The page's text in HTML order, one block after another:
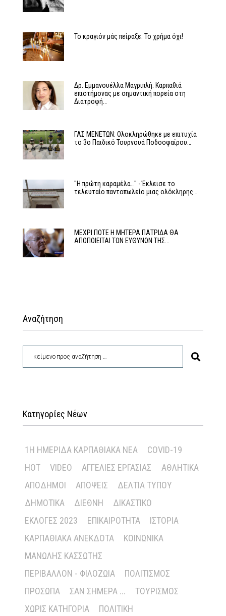
Το κραγιόν μάς πείραξε. Το χρήμα όχι!
Δρ. Εμμανουέλλα Μαγριπλή: Καρπαθιά
επιστήμονας με σημαντική πορεία στη
Διατροφή…
ΓΑΣ ΜΕΝΕΤΩΝ: Ολοκληρώθηκε με επιτυχία
το 3ο Παιδικό Τουρνουά Ποδοσφαίρου…
"Η πρώτη καραμέλα…" - Έκλεισε το
τελευταίο παντοπωλείο μιας ολόκληρης…
ΜΕΧΡΙ ΠΟΤΕ Η ΜΗΤΕΡΑ ΠΑΤΡΙΔΑ ΘΑ
ΑΠΟΠΟΙΕΙΤΑΙ ΤΩΝ ΕΥΘΥΝΩΝ ΤΗΣ…
Αναζήτηση
Κατηγορίες Νέων
1Η ΗΜΕΡΊΔΑ ΚΑΡΠΑΘΙΑΚΆ ΝΈΑ
COVID-19
HOT
VIDEO ΑΓΓΕΛΊΕΣ ΕΡΓΑΣΊΑΣ
ΑΘΛΗΤΙΚΆ
ΑΠΌΔΗΜΟΙ
ΑΠΌΨΕΙΣ
ΔΕΛΤΊΑ ΤΎΠΟΥ
ΔΗΜΟΤΙΚΆ
ΔΙΕΘΝΉ
ΔΙΚΑΣΤΙΚΌ
ΕΚΛΟΓΈΣ 2023
ΕΠΙΚΑΙΡΌΤΗΤΑ
ΙΣΤΟΡΊΑ
ΚΑΡΠΑΘΙΑΚΆ ΑΝΈΚΔΟΤΑ
ΚΟΙΝΩΝΙΚΆ
ΜΑΝΏΛΗΣ ΚΑΣΣΏΤΗΣ
ΠΕΡΙΒΆΛΛΟΝ - ΦΙΛΟΖΩΊΑ
ΠΟΛΙΤΙΣΜΌΣ
ΠΡΌΣΩΠΑ
ΣΑΝ ΣΉΜΕΡΑ ...
ΤΟΥΡΙΣΜΌΣ
ΧΩΡΊΣ ΚΑΤΗΓΟΡΊΑ
ΠΟΛΙΤΙΚΉ